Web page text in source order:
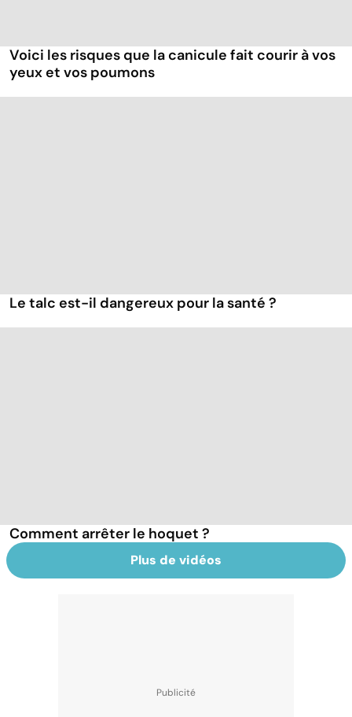
Voici les risques que la canicule fait courir à vos
yeux et vos poumons
Le talc est-il dangereux pour la santé ?
Comment arrêter le hoquet ?
Plus de vidéos